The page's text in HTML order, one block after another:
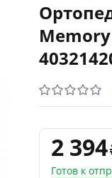
2 394
Готов к